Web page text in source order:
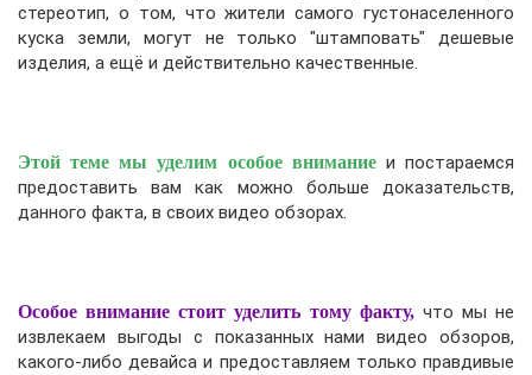
стереотип, о том, что жители самого густонаселенного
куска земли, могут не только "штамповать" дешевые
изделия, а ещё и действительно качественные.
Этой теме мы уделим особое вниманиеи постараемся
предоставить вам как можно больше доказательств,
данного факта, в своих видео обзорах.
Особое внимание стоит уделить тому факту,что мы не
извлекаем выгоды с показанных нами видео обзоров,
какого-либо девайса и предоставляем только правдивые